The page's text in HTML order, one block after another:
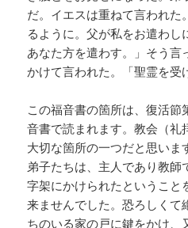
だ。イエスは重ねて言われた
るように。父が私をお遣わし
あなた方を遣わす。」そう言
かけて言われた。「聖霊を受
この福音書の箇所は、復活節
音書で読まれます。教会（礼
大切な箇所の一つだと思いま
弟子たちは、主人であり教師
字架にかけられたということ
来ませんでした。恐ろしくて
ちのいる家の戸に鍵をかけ、